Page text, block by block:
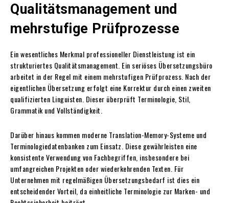
Qualitätsmanagement und
mehrstufige Prüfprozesse
Ein wesentliches Merkmal professioneller Dienstleistung ist ein
strukturiertes Qualitätsmanagement. Ein seriöses Übersetzungsbüro
arbeitet in der Regel mit einem mehrstufigen Prüfprozess. Nach der
eigentlichen Übersetzung erfolgt eine Korrektur durch einen zweiten
qualifizierten Linguisten. Dieser überprüft Terminologie, Stil,
Grammatik und Vollständigkeit.
Darüber hinaus kommen moderne Translation-Memory-Systeme und
Terminologiedatenbanken zum Einsatz. Diese gewährleisten eine
konsistente Verwendung von Fachbegriffen, insbesondere bei
umfangreichen Projekten oder wiederkehrenden Texten. Für
Unternehmen mit regelmäßigen Übersetzungsbedarf ist dies ein
entscheidender Vorteil, da einheitliche Terminologie zur Marken- und